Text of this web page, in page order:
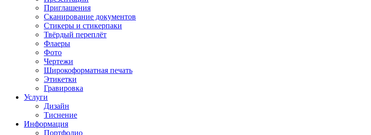
Приглашения
Сканирование документов
Стикеры и стикерпаки
Твёрдый переплёт
Флаеры
Фото
Чертежи
Широкоформатная печать
Этикетки
Гравировка
Услуги
Дизайн
Тиснение
Информация
Портфолио